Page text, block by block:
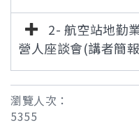
2- 航空站地勤
營人座談會(講者簡
瀏覽人次：
5355